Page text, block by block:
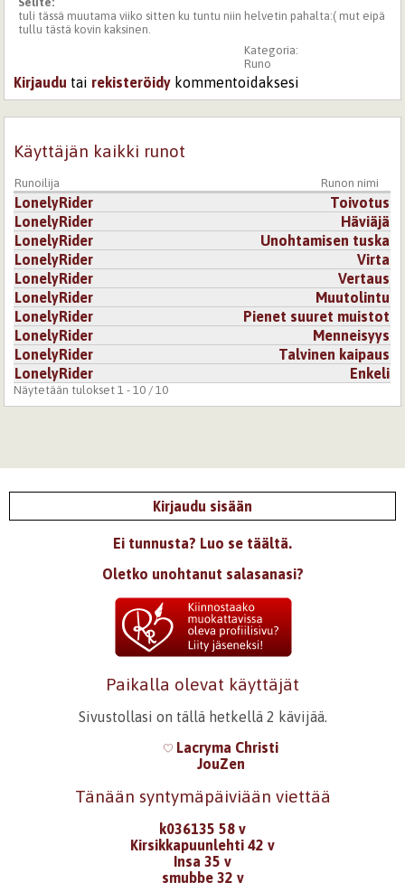
tuli tässä muutama viiko sitten ku tuntu niin helvetin pahalta:( mut eipä
tullu tästä kovin kaksinen.
Kategoria:
Runo
Kirjaudu tai rekisteröidy kommentoidaksesi
Käyttäjän kaikki runot
Runoilija Runon nimi
LonelyRider
Toivotus
LonelyRider
Häviäjä
LonelyRider
Unohtamisen tuska
LonelyRider
Virta
LonelyRider
Vertaus
LonelyRider
Muutolintu
LonelyRider
Pienet suuret muistot
LonelyRider
Menneisyys
LonelyRider
Talvinen kaipaus
LonelyRider
Enkeli
Näytetään tulokset 1 - 10 / 10
Kirjaudu sisään
Ei tunnusta? Luo se täältä.
Oletko unohtanut salasanasi?
Paikalla olevat käyttäjät
Sivustollasi on tällä hetkellä 2 kävijää.
Lacryma Christi
JouZen
Tänään syntymäpäiviään viettää
k036135 58 v
Kirsikkapuunlehti 42 v
Insa 35 v
smubbe 32 v